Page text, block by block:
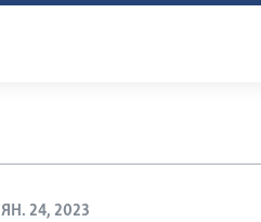
ЯН. 24, 2023